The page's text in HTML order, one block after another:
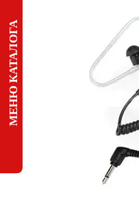
МЕНЮ КАТАЛОГА